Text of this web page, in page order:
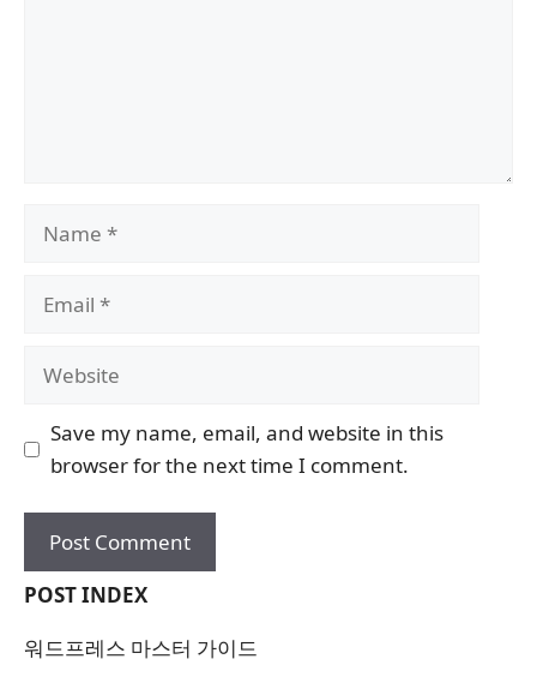
Save my name, email, and website in this
browser for the next time I comment.
POST INDEX
워드프레스 마스터 가이드